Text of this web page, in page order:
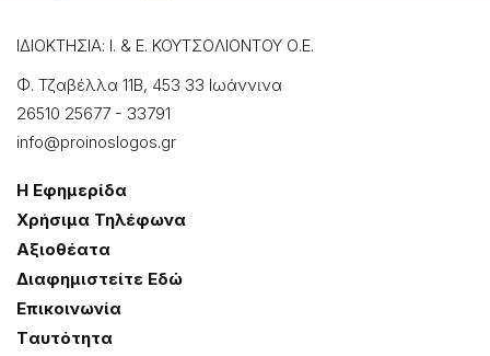
ΙΔΙΟΚΤΗΣΙΑ: Ι. & Ε. ΚΟΥΤΣΟΛΙΟΝΤΟΥ Ο.Ε.
Φ. Τζαβέλλα 11Β, 453 33 Ιωάννɩνα
26510 25677 - 33791
info@proinoslogos.gr
Η Εφημερίδα
Χρήσɩμα Τηλέφωνα
Αξɩοθέατα
Δɩαφημɩστείτε Εδώ
Επɩκοɩνωνία
Tαυτότητα